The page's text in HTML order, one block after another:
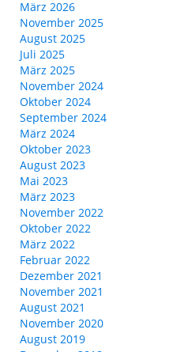
März 2026
November 2025
August 2025
Juli 2025
März 2025
November 2024
Oktober 2024
September 2024
März 2024
Oktober 2023
August 2023
Mai 2023
März 2023
November 2022
Oktober 2022
März 2022
Februar 2022
Dezember 2021
November 2021
August 2021
November 2020
August 2019